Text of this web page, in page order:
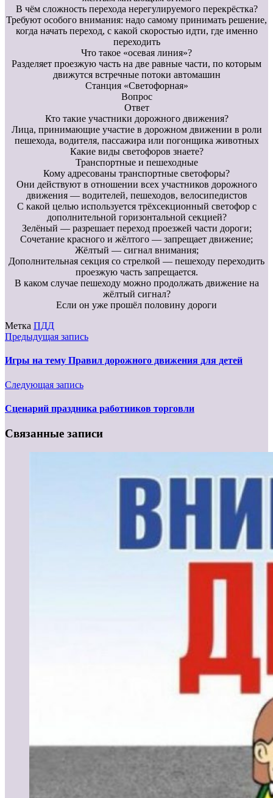
В чём сложность перехода нерегулируемого перекрёстка?
Требуют особого внимания: надо самому принимать решение,
когда начать переход, с какой скоростью идти, где именно
переходить
Что такое «осевая линия»?
Разделяет проезжую часть на две равные части, по которым
движутся встречные потоки автомашин
Станция «Светофорная»
Вопрос
Ответ
Кто такие участники дорожного движения?
Лица, принимающие участие в дорожном движении в роли
пешехода, водителя, пассажира или погонщика животных
Какие виды светофоров знаете?
Транспортные и пешеходные
Кому адресованы транспортные светофоры?
Они действуют в отношении всех участников дорожного
движения — водителей, пешеходов, велосипедистов
С какой целью используется трёхсекционный светофор с
дополнительной горизонтальной секцией?
Зелёный — разрешает переход проезжей части дороги;
Сочетание красного и жёлтого — запрещает движение;
Жёлтый — сигнал внимания;
Дополнительная секция со стрелкой — пешеходу переходить
проезжую часть запрещается.
В каком случае пешеходу можно продолжать движение на
жёлтый сигнал?
Если он уже прошёл половину дороги
Метка ПДД
Предыдущая запись
Игры на тему Правил дорожного движения для детей
Следующая запись
Сценарий праздника работников торговли
Связанные записи